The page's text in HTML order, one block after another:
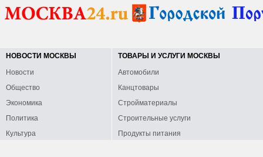
НОВОСТИ МОСКВЫ
Новости
Общество
Экономика
Политика
Культура
ТОВАРЫ И УСЛУГИ МОСКВЫ
Автомобили
Канцтовары
Стройматериалы
Строительные услуги
Продукты питания